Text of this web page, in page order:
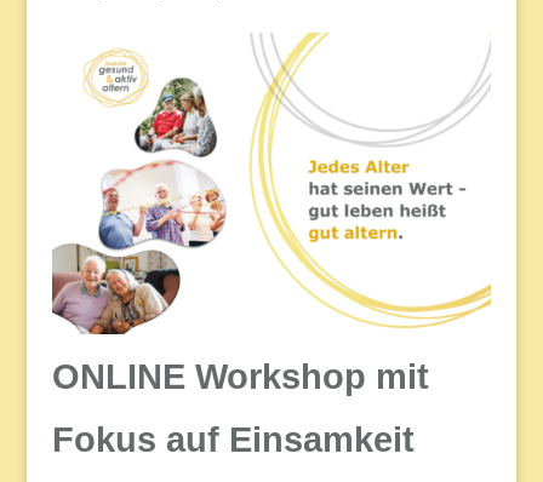
ONLINE Workshop mit
Fokus auf Einsamkeit